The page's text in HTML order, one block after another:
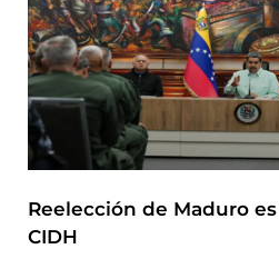
Reelección de Maduro
CIDH